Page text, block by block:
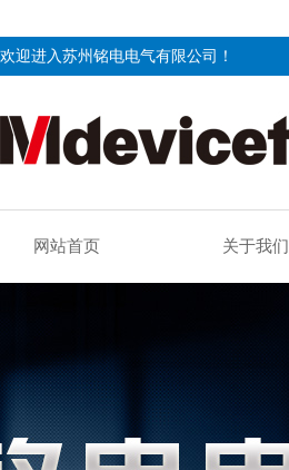
欢迎进入苏州铭电电气有限公司！
网站首页 关于我们